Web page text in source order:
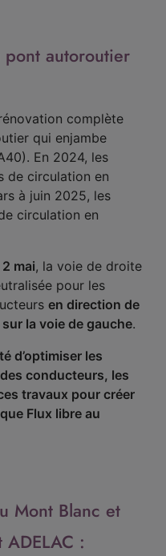
pont autoroutier
complète
qui enjambe
En 2024, les
de circulation en
à juin 2025, les
circulation en
mai, la voie de droite
pour les
en direction de
la voie de gauche.
d’optimiser les
conducteurs, les
travaux pour créer
Flux libre au
Mont Blanc et
ADELAC :